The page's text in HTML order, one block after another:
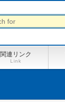
関連リンク
Link